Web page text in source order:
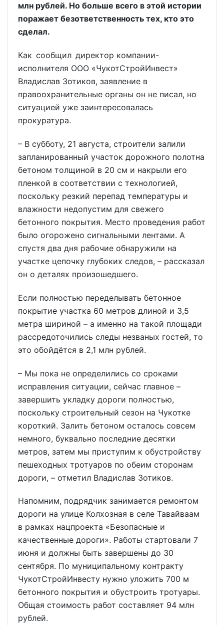
млн рублей. Но больше всего в этой истории
поражает безответственность тех, кто это
сделал.
Как сообщил директор компании-
исполнителя ООО «ЧукотСтройИнвест»
Владислав Зотиков, заявление в
правоохранительные органы он не писал, но
ситуацией уже заинтересовалась
прокуратура.
– В субботу, 21 августа, строители залили
запланированный участок дорожного полотна
бетоном толщиной в 20 см и накрыли его
пленкой в соответствии с технологией,
поскольку резкий перепад температуры и
влажности недопустим для свежего
бетонного покрытия. Место проведения работ
было огорожено сигнальными лентами. А
спустя два дня рабочие обнаружили на
участке цепочку глубоких следов, – рассказал
он о деталях произошедшего.
Если полностью переделывать бетонное
покрытие участка 60 метров длиной и 3,5
метра шириной – а именно на такой площади
рассредоточились следы незваных гостей, то
это обойдётся в 2,1 млн рублей.
– Мы пока не определились со сроками
исправления ситуации, сейчас главное –
завершить укладку дороги полностью,
поскольку строительный сезон на Чукотке
короткий. Залить бетоном осталось совсем
немного, буквально последние десятки
метров, затем мы приступим к обустройству
пешеходных тротуаров по обеим сторонам
дороги, – отметил Владислав Зотиков.
Напомним, подрядчик занимается ремонтом
дороги на улице Колхозная в селе Тавайваам
в рамках нацпроекта «Безопасные и
качественные дороги». Работы стартовали 7
июня и должны быть завершены до 30
сентября. По муниципальному контракту
ЧукотСтройИнвесту нужно уложить 700 м
бетонного покрытия и обустроить тротуары.
Общая стоимость работ составляет 94 млн
рублей.